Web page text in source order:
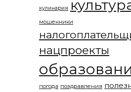
кулинария
мошенники
нацпроекты
погода поздравления